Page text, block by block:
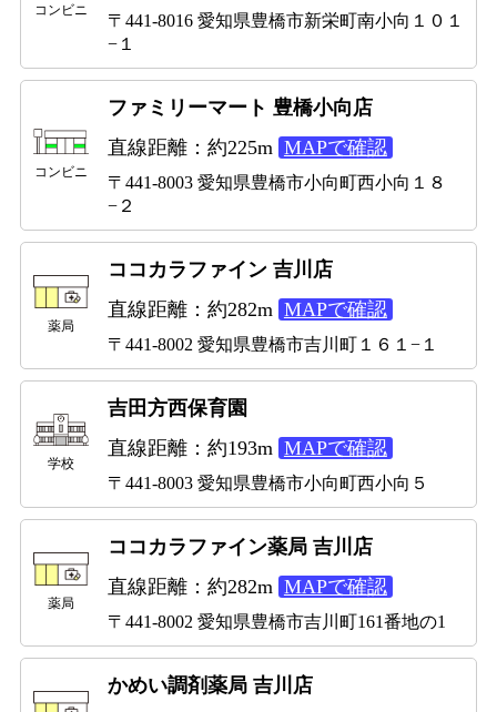
コンビニ
〒441-8016 愛知県豊橋市新栄町南小向１０１
−１
コンビニ
ファミリーマート 豊橋小向店
直線距離：約225m MAPで確認
〒441-8003 愛知県豊橋市小向町西小向１８
−２
薬局
ココカラファイン 吉川店
直線距離：約282m MAPで確認
〒441-8002 愛知県豊橋市吉川町１６１−１
学校
吉田方西保育園
直線距離：約193m MAPで確認
〒441-8003 愛知県豊橋市小向町西小向５
薬局
ココカラファイン薬局 吉川店
直線距離：約282m MAPで確認
〒441-8002 愛知県豊橋市吉川町161番地の1
かめい調剤薬局 吉川店